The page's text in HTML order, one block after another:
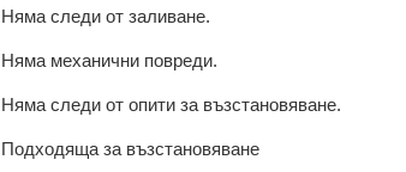
Няма следи от заливане.
Няма механични повреди.
Няма следи от опити за възстановяване.
Подходяща за възстановяване